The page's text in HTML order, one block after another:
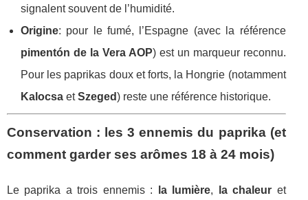
signalent souvent de l’humidité.
Origine: pour le fumé, l’Espagne (avec la référence
pimentón de la Vera AOP) est un marqueur reconnu.
Pour les paprikas doux et forts, la Hongrie (notamment
Kalocsa etSzeged) reste une référence historique.
Conservation : les 3 ennemis du paprika (et
comment garder ses arômes 18 à 24 mois)
Le paprika a trois ennemis : la lumière, la chaleur et